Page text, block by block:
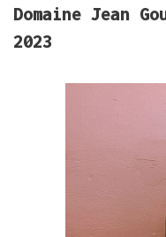
Domaine Jean
2023